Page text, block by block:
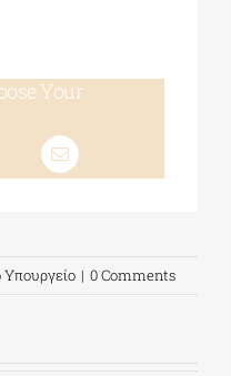
Your
| 0 Comments